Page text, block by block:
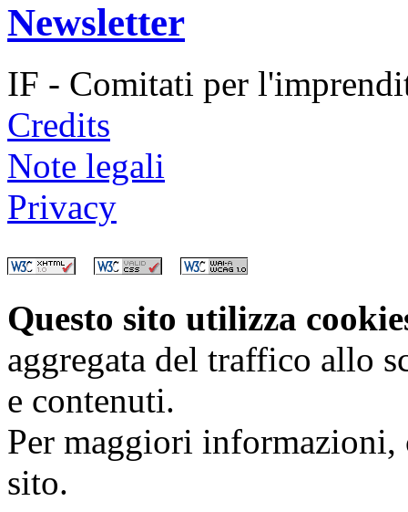
Newsletter
IF - Comitati per
Credits
Note legali
Privacy
Questo sito utilizza
aggregata del traffico allo
e contenuti.
Per maggiori
sito.